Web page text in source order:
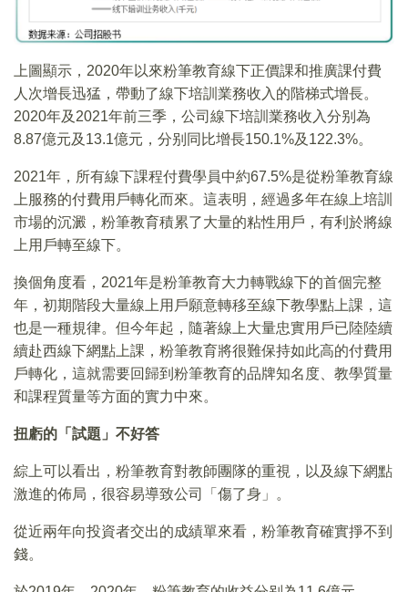
上圖顯示，2020年以來粉筆教育線下正價課和推廣課付費
人次增長迅猛，帶動了線下培訓業務收入的階梯式增長。
2020年及2021年前三季，公司線下培訓業務收入分别為
8.87億元及13.1億元，分别同比增長150.1%及122.3%。
2021年，所有線下課程付費學員中約67.5%是從粉筆教育線
上服務的付費用戶轉化而來。這表明，經過多年在線上培訓
市場的沉澱，粉筆教育積累了大量的粘性用戶，有利於將線
上用戶轉至線下。
換個角度看，2021年是粉筆教育大力轉戰線下的首個完整
年，初期階段大量線上用戶願意轉移至線下教學點上課，這
也是一種規律。但今年起，隨著線上大量忠實用戶已陸陸續
續赴西線下網點上課，粉筆教育將很難保持如此高的付費用
戶轉化，這就需要回歸到粉筆教育的品牌知名度、教學質量
和課程質量等方面的實力中來。
扭虧的「試題」不好答
綜上可以看出，粉筆教育對教師團隊的重視，以及線下網點
激進的佈局，很容易導致公司「傷了身」。
從近兩年向投資者交出的成績單來看，粉筆教育確實掙不到
錢。